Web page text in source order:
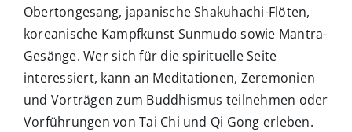
Obertongesang, japanische Shakuhachi-Flöten,
koreanische Kampfkunst Sunmudo sowie Mantra-
Gesänge. Wer sich für die spirituelle Seite
interessiert, kann an Meditationen, Zeremonien
und Vorträgen zum Buddhismus teilnehmen oder
Vorführungen von Tai Chi und Qi Gong erleben.